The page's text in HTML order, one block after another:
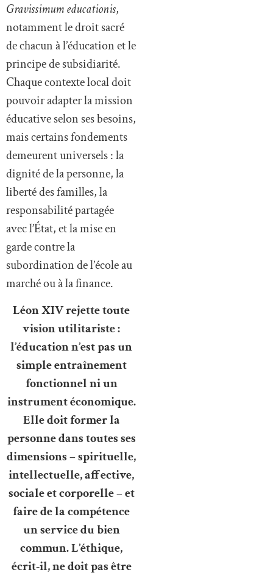
Gravissimum educationis,
notamment le droit sacré
de chacun à l’éducation et le
principe de subsidiarité.
Chaque contexte local doit
pouvoir adapter la mission
éducative selon ses besoins,
mais certains fondements
demeurent universels : la
dignité de la personne, la
liberté des familles, la
responsabilité partagée
avec l’État, et la mise en
garde contre la
subordination de l’école au
marché ou à la finance.
Léon XIV rejette toute
vision utilitariste :
l’éducation n’est pas un
simple entraînement
fonctionnel ni un
instrument économique.
Elle doit former la
personne dans toutes ses
dimensions – spirituelle,
intellectuelle, affective,
sociale et corporelle – et
faire de la compétence
un service du bien
commun. L’éthique,
écrit-il, ne doit pas être